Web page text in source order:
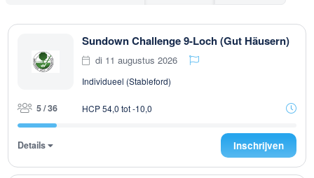
Sundown Challenge 9-Loch (Gut Häusern)
di 11 augustus 2026
Individueel (Stableford)
5 / 36 HCP 54,0 tot -10,0
Details Inschrijven